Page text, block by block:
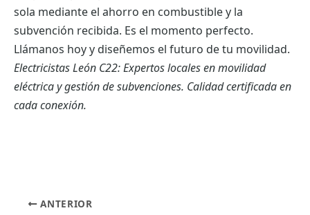
sola mediante el ahorro en combustible y la
subvención recibida. Es el momento perfecto.
Llámanos hoy y diseñemos el futuro de tu movilidad.
Electricistas León C22: Expertos locales en movilidad
eléctrica y gestión de subvenciones. Calidad certificada en
cada conexión.
ANTERIOR